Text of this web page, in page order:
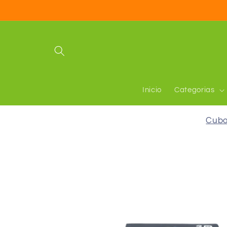
al contenido
Inicio Categorias